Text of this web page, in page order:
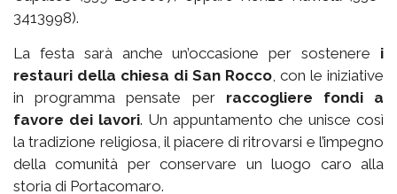
3413998).
La festa sarà anche un’occasione per sostenere i
restauri della chiesa di San Rocco , con le iniziative
in programma pensate per raccogliere fondi a
favore dei lavori. Un appuntamento che unisce così
la tradizione religiosa, il piacere di ritrovarsi e l’impegno
della comunità per conservare un luogo caro alla
storia di Portacomaro.